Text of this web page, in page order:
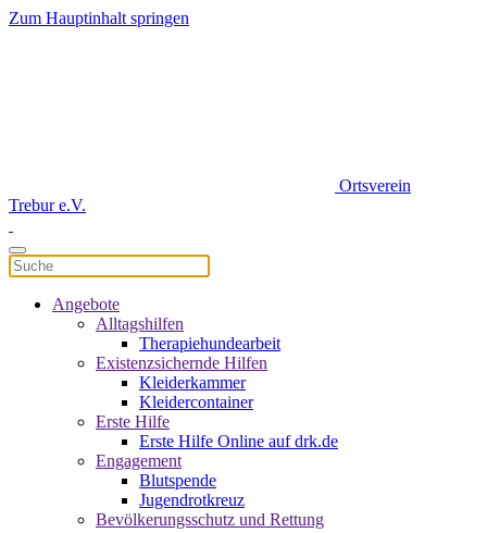
Zum Hauptinhalt springen
Ortsverein
Trebur e.V.
Angebote
Alltagshilfen
Therapiehundearbeit
Existenzsichernde Hilfen
Kleiderkammer
Kleidercontainer
Erste Hilfe
Erste Hilfe Online auf drk.de
Engagement
Blutspende
Jugendrotkreuz
Bevölkerungsschutz und Rettung